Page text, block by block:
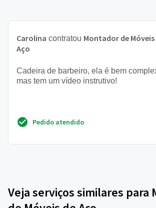
Carolina contratou Montador de Móveis
Aço
Cadeira de barbeiro, ela é bem
mas tem um vídeo instrutivo!
Pedido atendido
Veja serviços similares para